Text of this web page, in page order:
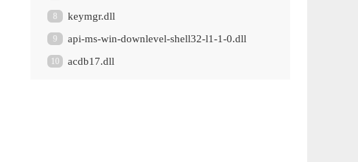
8 keymgr.dll
9 api-ms-win-downlevel-shell32-l1-1-0.dll
10 acdb17.dll